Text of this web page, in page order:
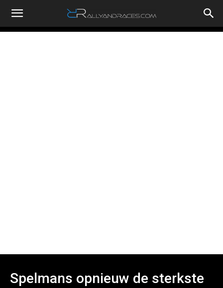
RallyandRaces.com
Spelmans opnieuw de sterkste